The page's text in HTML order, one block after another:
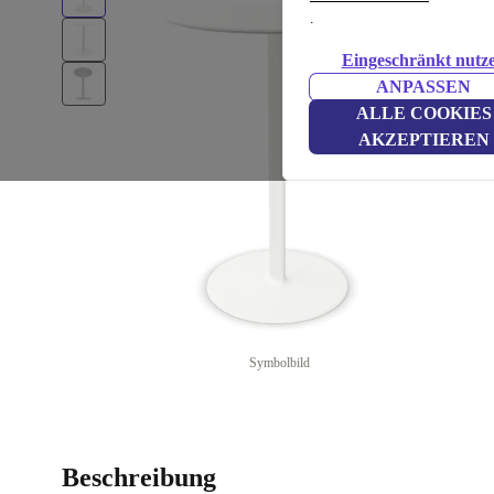
.
Eingeschränkt
ANPASSEN
ALLE COOKIES
AKZEPTIEREN
Symbolbild
Beschreibung